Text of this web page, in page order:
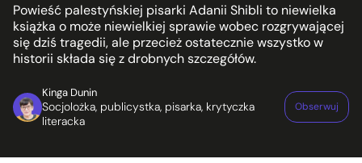
Powieść palestyńskiej pisarki Adanii Shibli to niewielka
książka o może niewielkiej sprawie wobec rozgrywającej
się dziś tragedii, ale przecież ostatecznie wszystko w
historii składa się z drobnych szczegółów.
Kinga Dunin
Socjolożka, publicystka, pisarka, krytyczka
literacka
Obserwuj